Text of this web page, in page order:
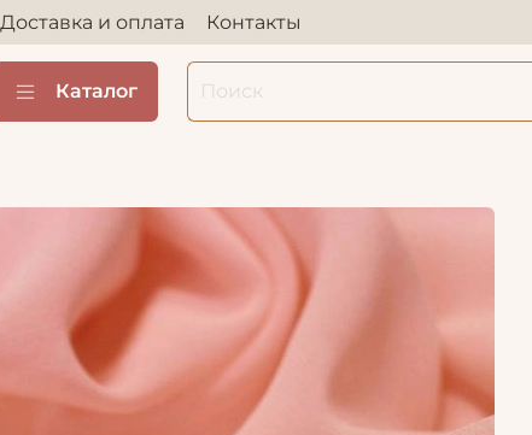
Доставка и оплата Контакты
Каталог